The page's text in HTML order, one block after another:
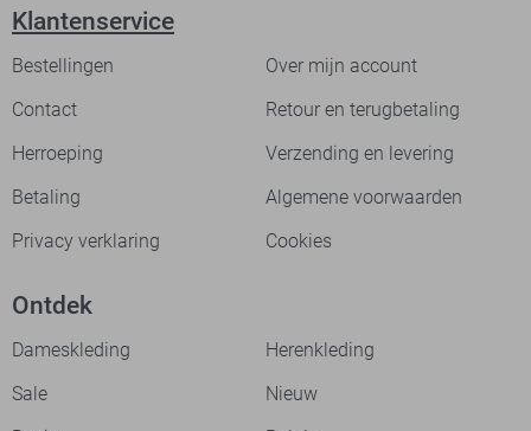
Klantenservice
Bestellingen
Over mijn account
Contact
Retour en terugbetaling
Herroeping
Verzending en levering
Betaling
Algemene voorwaarden
Privacy verklaring
Cookies
Ontdek
Dameskleding
Herenkleding
Sale
Nieuw